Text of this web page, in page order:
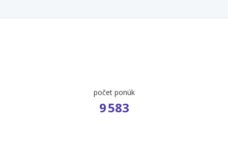
počet ponúk
9 583